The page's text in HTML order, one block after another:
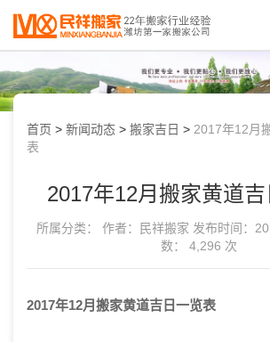
首页 > 新闻动态 > 搬家吉日 > 2017年12月
表
2017年12月搬家黄道
所属分类： 作者：民祥搬家 发布时间：
数： 4,296 次
2017年12月搬家黄道吉日一览表